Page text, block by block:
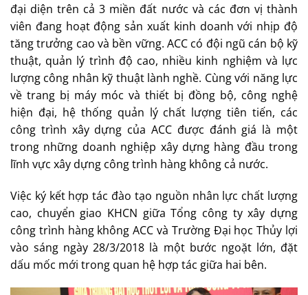
đại diện trên cả 3 miền đất nước và các đơn vị thành
viên đang hoạt động sản xuất kinh doanh với nhịp độ
tăng trưởng cao và bền vững. ACC có đội ngũ cán bộ kỹ
thuật, quản lý trình độ cao, nhiều kinh nghiệm và lực
lượng công nhân kỹ thuật lành nghề. Cùng với năng lực
về trang bị máy móc và thiết bị đồng bộ, công nghệ
hiện đại, hệ thống quản lý chất lượng tiên tiến, các
công trình xây dựng của ACC được đánh giá là một
trong những doanh nghiệp xây dựng hàng đầu trong
lĩnh vực xây dựng công trình hàng không cả nước.
Việc ký kết hợp tác đào tạo nguồn nhân lực chất lượng
cao, chuyển giao KHCN giữa Tổng công ty xây dựng
công trình hàng không ACC và Trường Đại học Thủy lợi
vào sáng ngày 28/3/2018 là một bước ngoặt lớn, đặt
dấu mốc mới trong quan hệ hợp tác giữa hai bên.